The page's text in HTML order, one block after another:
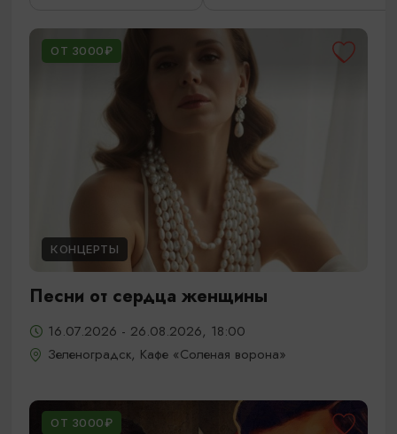
ОТ 3000₽
КОНЦЕРТЫ
Песни от сердца женщины
16.07.2026 - 26.08.2026, 18:00
Зеленоградск, Кафе «Соленая ворона»
ОТ 3000₽